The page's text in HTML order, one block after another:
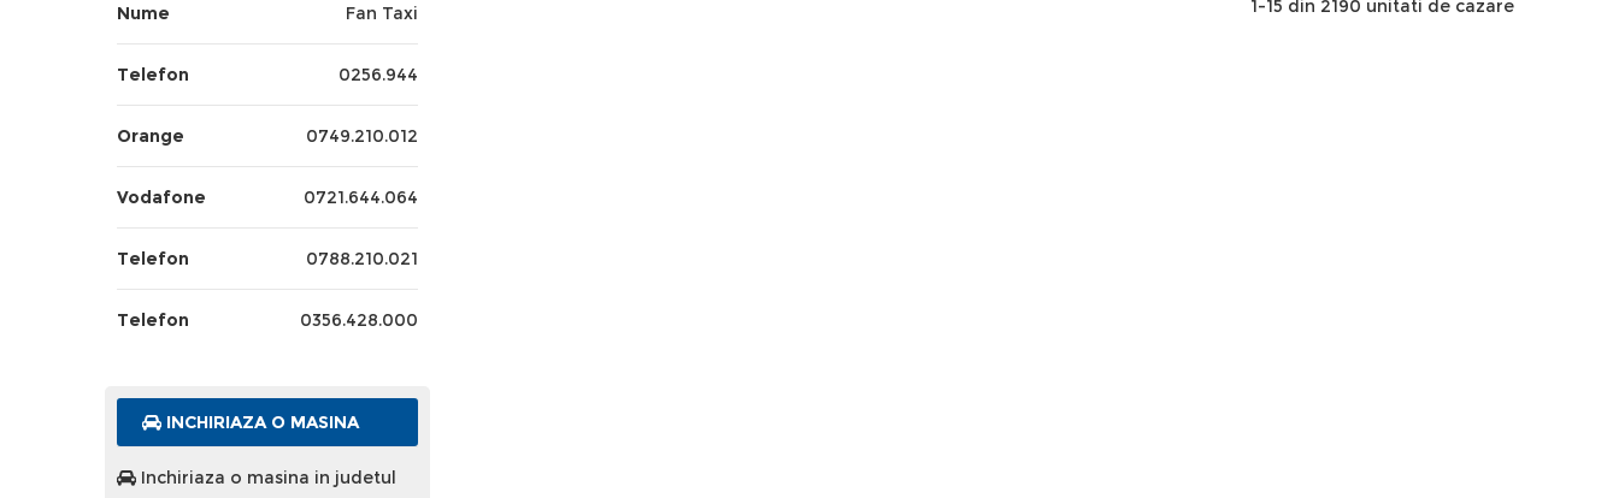
Nume Fan Taxi
Telefon 0256.944
Orange 0749.210.012
Vodafone 0721.644.064
Telefon 0788.210.021
Telefon 0356.428.000
INCHIRIAZA O MASINA
Inchiriaza o masina in judetul
1-15 din 2190 unitati de cazare